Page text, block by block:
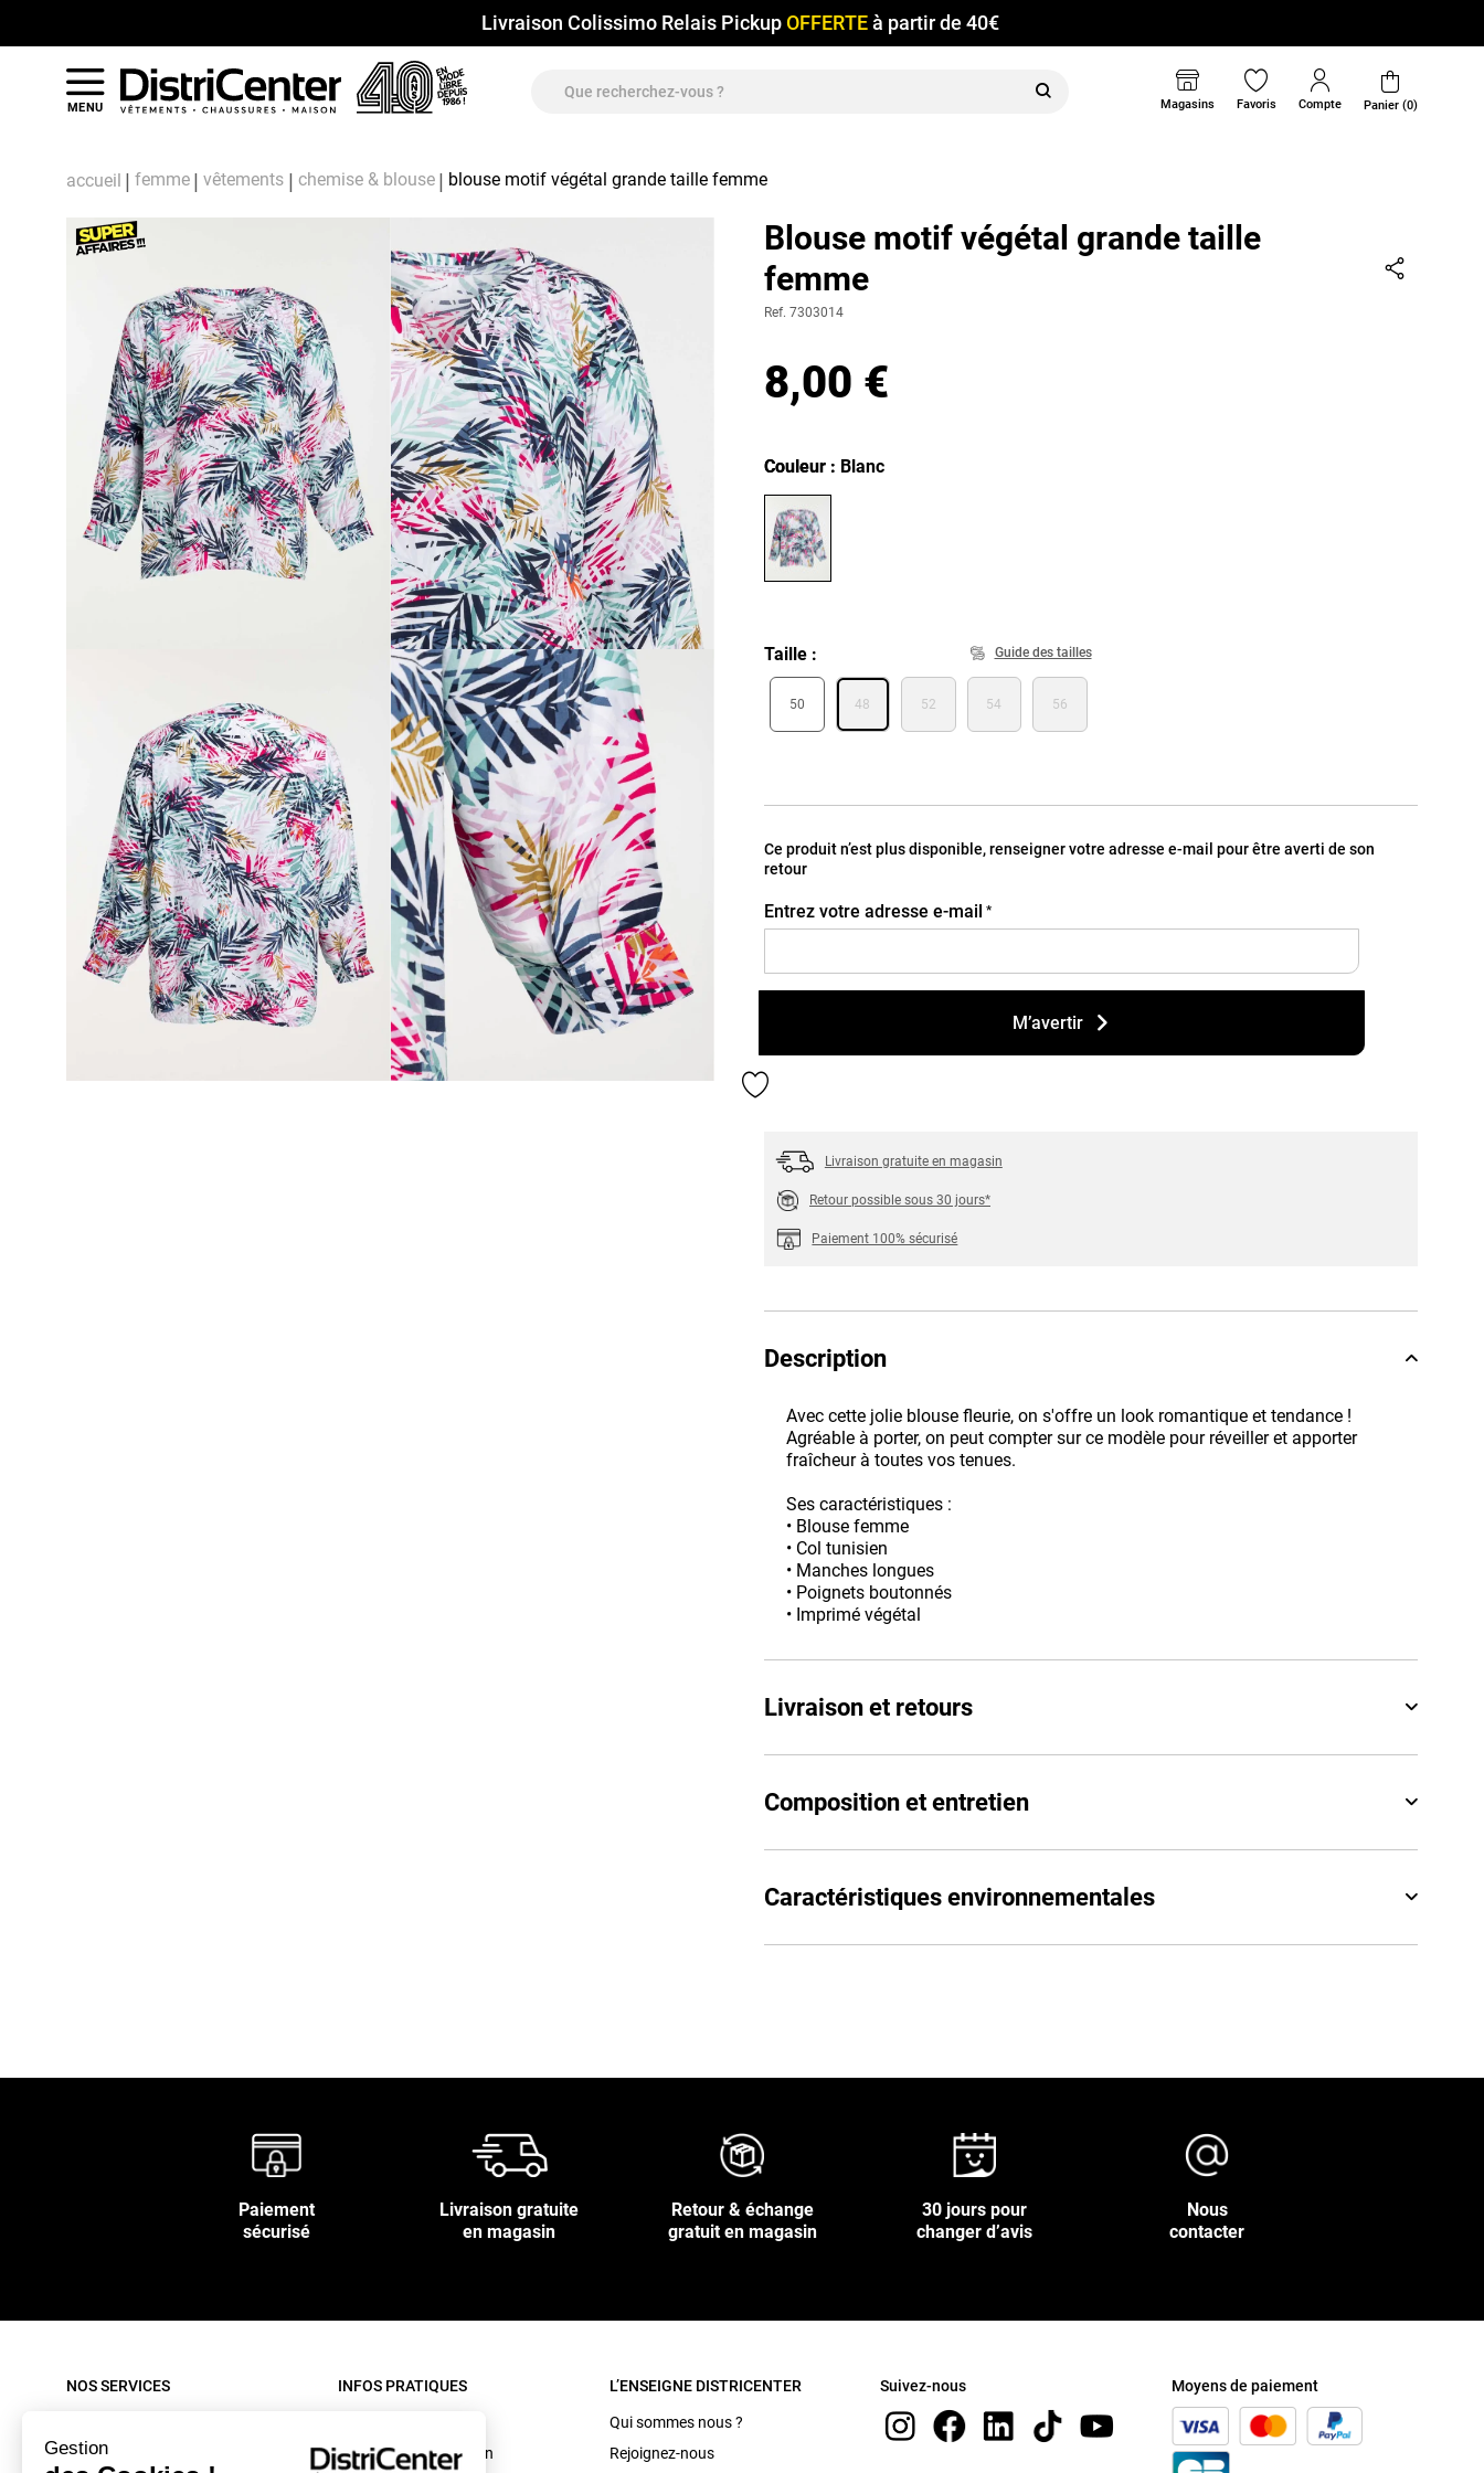
Gestion
Livraison Colissimo Relais Pickup OFFERTEà partir de 40€
MENU Magasins Favoris Compte Panier (0)
accueil femme vêtements chemise & blouse blouse motif végétal grande taille femme
Blouse motif végétal grande taille
femme
Ref. 7303014
8,00 €
Couleur
Couleur : Blanc
Taille Guide des tailles
50 48 52 54 56
Ce produit n’est plus disponible, renseigner votre adresse e-mail pour être averti de son
retour
Entrez votre adresse e-mail *
M’avertir
Ajouter aux favoris
Livraison gratuite en magasin
Retour possible sous 30 jours*
Paiement 100% sécurisé
Description
Avec cette jolie blouse fleurie, on s'offre un look romantique et tendance !
Agréable à porter, on peut compter sur ce modèle pour réveiller et apporter
fraîcheur à toutes vos tenues.
Ses caractéristiques :
• Blouse femme
• Col tunisien
• Manches longues
• Poignets boutonnés
• Imprimé végétal
Livraison et retours
Composition et entretien
Caractéristiques environnementales
Paiement
sécurisé
Livraison gratuite
en magasin
Retour & échange
gratuit en magasin
30 jours pour
changer d’avis
Nous
contacter
NOS SERVICES
Nos livraisons
INFOS PRATIQUES
Conditions d'utilisation
L’ENSEIGNE DISTRICENTER
Qui sommes nous ?
Rejoignez-nous
Suivez-nous Moyens de paiement